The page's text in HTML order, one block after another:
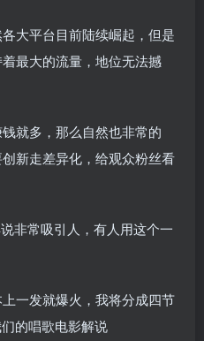
大平台目前陆续崛起，但是
最大的流量，地位无法撼
就多，那么自然也非常的
新走差异化，给观众粉丝看
非常吸引人，有人用这个一
一发就爆火，我将分成四节
的唱歌电影解说